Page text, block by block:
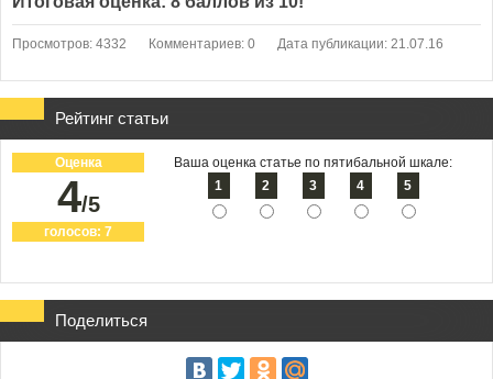
Просмотров: 4332 Комментариев: 0 Дата публикации: 21.07.16
Рейтинг статьи
Оценка
4/5
голосов: 7
Ваша оценка статье по пятибальной шкале:
1
2 3 4 5
Поделиться